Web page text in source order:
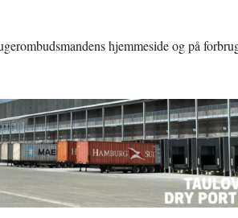
hjemmeside og på